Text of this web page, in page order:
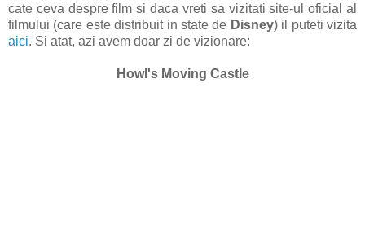
cate ceva despre film si daca vreti sa vizitati site-ul oficial al
filmului (care este distribuit in state de Disney) il puteti vizita
aici. Si atat, azi avem doar zi de vizionare:
Howl's Moving Castle